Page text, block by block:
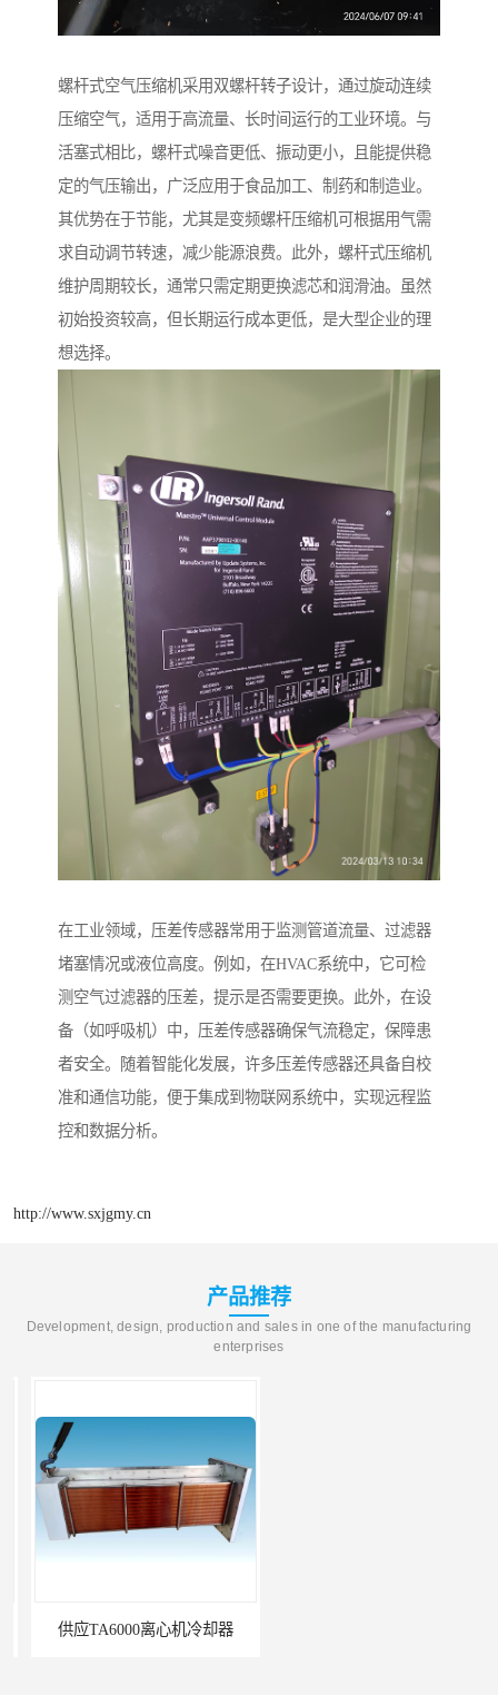
螺杆式空气压缩机采用双螺杆转子设计，通过旋动连续
压缩空气，适用于高流量、长时间运行的工业环境。与
活塞式相比，螺杆式噪音更低、振动更小，且能提供稳
定的气压输出，广泛应用于食品加工、制药和制造业。
其优势在于节能，尤其是变频螺杆压缩机可根据用气需
求自动调节转速，减少能源浪费。此外，螺杆式压缩机
维护周期较长，通常只需定期更换滤芯和润滑油。虽然
初始投资较高，但长期运行成本更低，是大型企业的理
想选择。
在工业领域，压差传感器常用于监测管道流量、过滤器
堵塞情况或液位高度。例如，在HVAC系统中，它可检
测空气过滤器的压差，提示是否需要更换。此外，在设
备（如呼吸机）中，压差传感器确保气流稳定，保障患
者安全。随着智能化发展，许多压差传感器还具备自校
准和通信功能，便于集成到物联网系统中，实现远程监
控和数据分析。
http://www.sxjgmy.cn
产品推荐
Development, design, production and sales in one of the manufacturing
enterprises
供应TA6000离心机冷却器